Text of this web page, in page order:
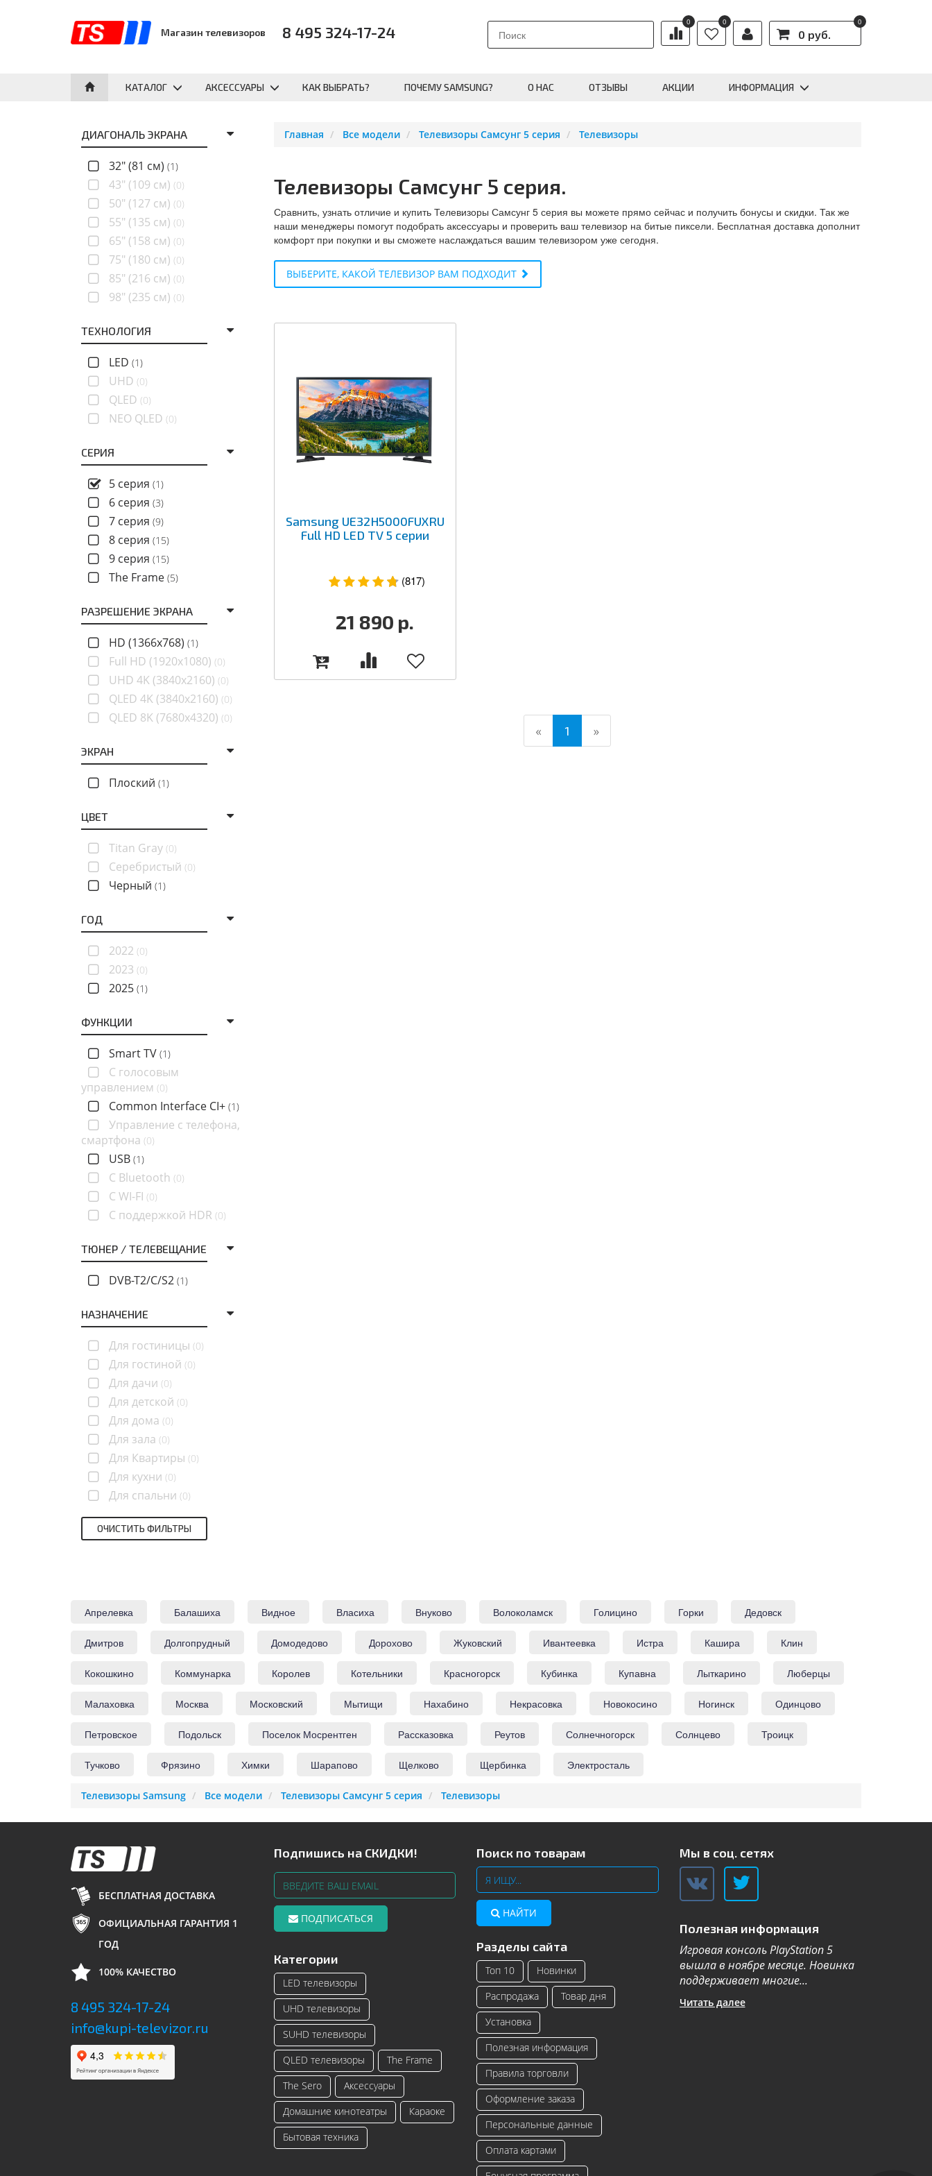
Магазин телевизоров 8 495 324-17-24
0 0
0 руб.
0
КАТАЛОГ АКСЕССУАРЫ КАК ВЫБРАТЬ? ПОЧЕМУ SAMSUNG? О НАС ОТЗЫВЫ АКЦИИ ИНФОРМАЦИЯ
ДИАГОНАЛЬ ЭКРАНА
32" (81 см) (1)
43" (109 см) (0)
50" (127 см) (0)
55" (135 см) (0)
65" (158 см) (0)
75" (180 см) (0)
85" (216 см) (0)
98" (235 см) (0)
ТЕХНОЛОГИЯ
LED (1)
UHD (0)
QLED (0)
NEO QLED (0)
СЕРИЯ
5 серия (1)
6 серия (3)
7 серия (9)
8 серия (15)
9 серия (15)
The Frame (5)
РАЗРЕШЕНИЕ ЭКРАНА
HD (1366x768) (1)
Full HD (1920x1080) (0)
UHD 4K (3840x2160) (0)
QLED 4K (3840x2160) (0)
QLED 8K (7680x4320) (0)
ЭКРАН
Плоский (1)
ЦВЕТ
Titan Gray (0)
Серебристый (0)
Черный (1)
ГОД
2022 (0)
2023 (0)
2025 (1)
ФУНКЦИИ
Smart TV (1)
C голосовым
управлением (0)
Common Interface CI+ (1)
Управление с телефона,
смартфона (0)
USB (1)
С Bluetooth (0)
С WI-FI (0)
С поддержкой HDR (0)
ТЮНЕР / ТЕЛЕВЕЩАНИЕ
DVB-T2/C/S2 (1)
НАЗНАЧЕНИЕ
Для гостиницы (0)
Для гостиной (0)
Для дачи (0)
Для детской (0)
Для дома (0)
Для зала (0)
Для Квартиры (0)
Для кухни (0)
Для спальни (0)
Главная Все модели Телевизоры Самсунг 5 серия Телевизоры
Телевизоры Самсунг 5 серия.
Сравнить, узнать отличие и купить Телевизоры Самсунг 5 серия вы можете прямо сейчас и получить бонусы и скидки. Так же
наши менеджеры помогут подобрать аксессуары и проверить ваш телевизор на битые пиксели. Бесплатная доставка дополнит
комфорт при покупки и вы сможете наслаждаться вашим телевизором уже сегодня.
ВЫБЕРИТЕ, КАКОЙ ТЕЛЕВИЗОР ВАМ ПОДХОДИТ
Samsung UE32H5000FUXRU
Full HD LED TV 5 серии
(817)
21 890 р.
« 1 (current)
»
Апрелевка Балашиха Видное Власиха Внуково Волоколамск Голицино Горки Дедовск
Дмитров Долгопрудный Домодедово Дорохово Жуковский Ивантеевка Истра Кашира Клин
Кокошкино Коммунарка Королев Котельники Красногорск Кубинка Купавна Лыткарино Люберцы
Малаховка Москва Московский Мытищи Нахабино Некрасовка Новокосино Ногинск Одинцово
Петровское Подольск Поселок Мосрентген Рассказовка Реутов Солнечногорск Солнцево Троицк
Тучково Фрязино Химки Шарапово Щелково Щербинка Электросталь
Телевизоры Samsung Все модели Телевизоры Самсунг 5 серия Телевизоры
БЕСПЛАТНАЯ ДОСТАВКА
ОФИЦИАЛЬНАЯ ГАРАНТИЯ 1
ГОД
100% КАЧЕСТВО
8 495 324-17-24
info@kupi-televizor.ru
Подпишись на СКИДКИ!
ПОДПИСАТЬСЯ
Категории
LED телевизоры
UHD телевизоры
SUHD телевизоры
QLED телевизоры
The Frame
The Sero
Аксессуары
Домашние кинотеатры
Караоке
Бытовая техника
Поиск по товарам
НАЙТИ
Разделы сайта
Топ 10
Новинки
Распродажа
Товар дня
Установка
Полезная информация
Правила торговли
Оформление заказа
Персональные данные
Оплата картами
Мы в соц. сетях
Полезная информация
Телевизоры Samsung с изогнутым
экраном – инновационные модели
телевизоро...
Читать далее
Читать далее
Игровая консоль PlayStation 5
вышла в ноябре месяце. Новинка
поддерживает многие...
Читать далее